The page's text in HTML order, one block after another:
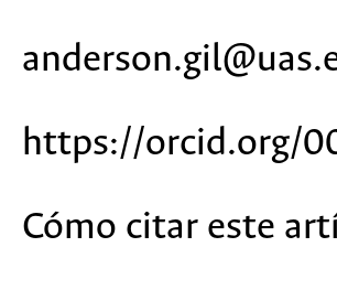
https://orcid.org/
Cómo citar este